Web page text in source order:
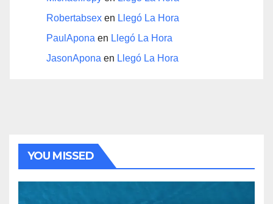
Robertabsex en Llegó La Hora
PaulApona en Llegó La Hora
JasonApona en Llegó La Hora
YOU MISSED